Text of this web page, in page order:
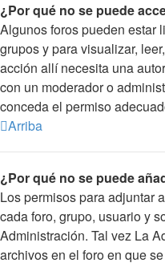
¿Por qué no se puede
Algunos foros pueden estar
grupos y para visualizar,
acción allí necesita una
con un moderador o
conceda el permiso
Arriba
¿Por qué no se puede
Los permisos para adjuntar
cada foro, grupo, usuario y
Administración. Tal vez La
archivos en el foro en que